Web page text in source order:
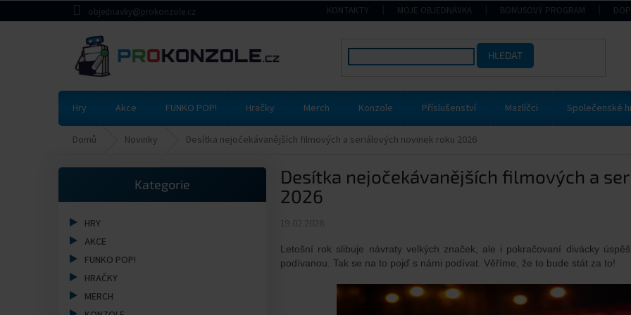
na
objednavky@prokonzole.cz KONTAKTY MOJE OBJEDNÁVKA BONUSOVÝ PROGRAM
HLEDAT
Hry Akce FUNKO POP! Hračky Merch Konzole Příslušenství Mazlíčci Společenské
Domů Novinky Desítka nejočekávanějších filmových a seriálových novinek roku 2026
Přeskočit
Kategorie
HRY
AKCE
FUNKO POP!
HRAČKY
MERCH
Desítka nejočekávanějších filmových a
2026
19.02.2026
Letošní rok slibuje návraty velkých značek, ale i pokračovaní divácky
podívanou. Tak se na to pojď s námi podívat. Věříme, že to bude stát za to!